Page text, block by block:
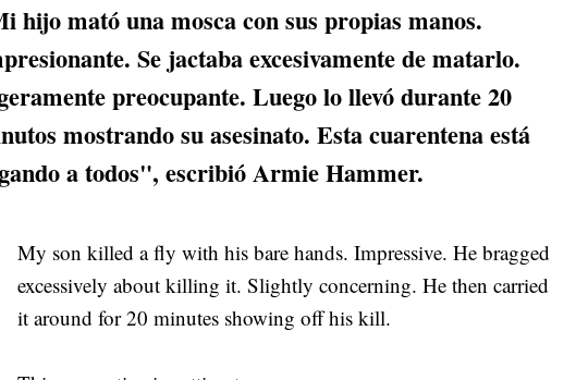
hijo mató una mosca con sus propias manos.
Se jactaba excesivamente de matarlo.
preocupante. Luego lo llevó durante 20
mostrando su asesinato. Esta cuarentena está
a todos", escribió Armie Hammer.
My son killed a fly with his bare hands. Impressive. He bragged
excessively about killing it. Slightly concerning. He then carried
it around for 20 minutes showing off his kill.